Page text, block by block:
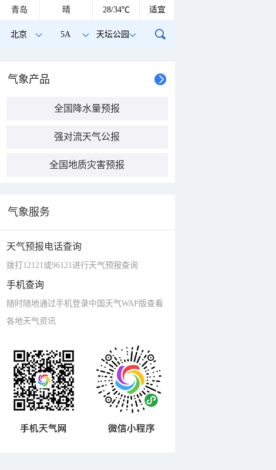
青岛 晴 28/34℃ 适宜
北京 5A 天坛公园
气象产品
全国降水量预报
强对流天气公报
全国地质灾害预报
气象服务
天气预报电话查询
拨打12121或96121进行天气预报查询
手机查询
随时随地通过手机登录中国天气WAP版查看
各地天气资讯